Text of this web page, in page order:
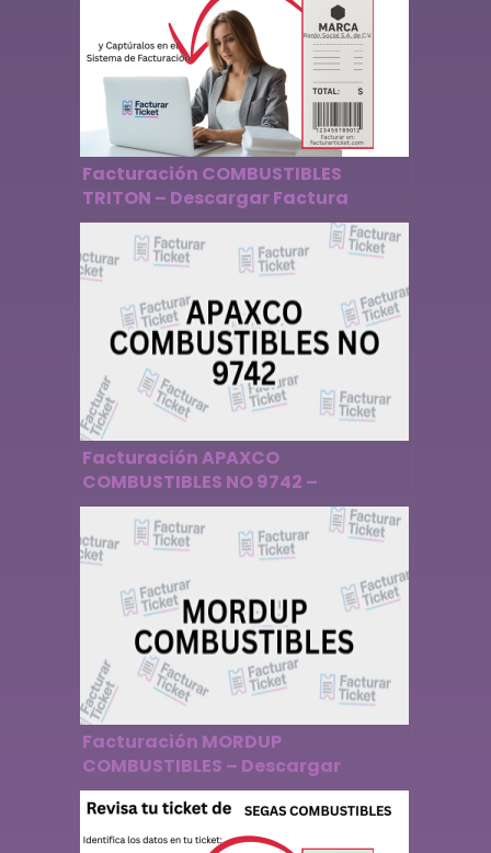
Facturación COMBUSTIBLES
TRITON – Descargar Factura
Facturación APAXCO
COMBUSTIBLES NO 9742 –
Descargar Factura
Facturación MORDUP
COMBUSTIBLES – Descargar
Factura